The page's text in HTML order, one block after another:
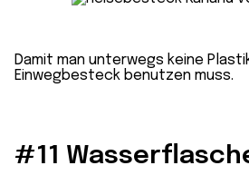
Damit man unterwegs keine
Einwegbesteck benutzen muss.
#11